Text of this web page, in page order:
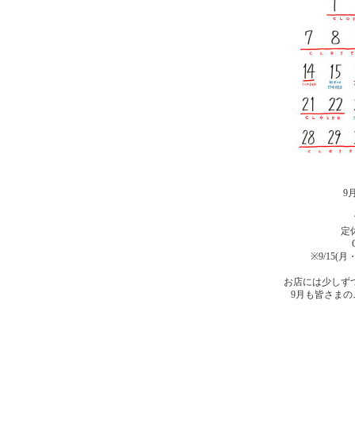
9
定
※9/15(月
お店には少しず
9月も皆さま